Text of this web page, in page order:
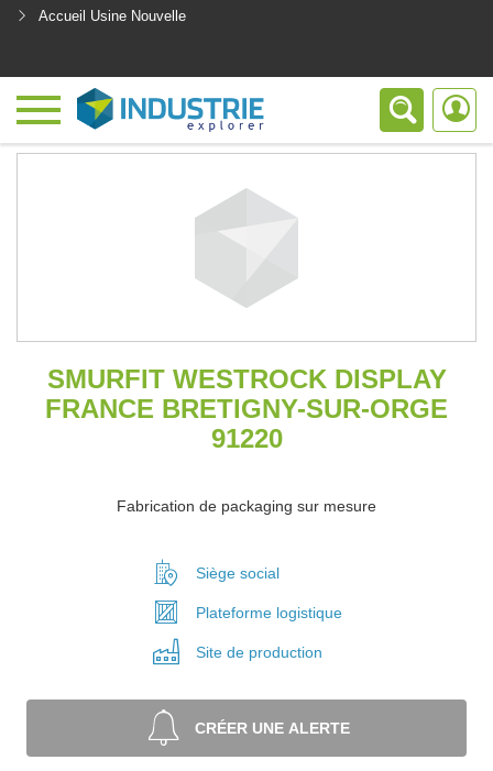
Accueil Usine Nouvelle
SMURFIT WESTROCK DISPLAY
FRANCE BRETIGNY-SUR-ORGE
91220
Fabrication de packaging sur mesure
Siège social
Plateforme logistique
Site de production
CRÉER UNE ALERTE